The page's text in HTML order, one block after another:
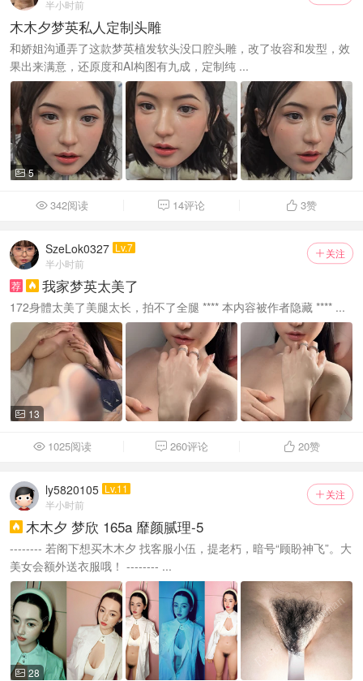
半小时前
木木夕梦英私人定制头雕
和娇姐沟通弄了这款梦英植发软头没口腔头雕，改了妆容和发型，效
果出来满意，还原度和AI构图有九成，定制纯 ...
 5
342阅读  14评论  3赞
 关注
SzeLok0327 Lv.7
半小时前
荐
 我家梦英太美了
172身體太美了美腿太长，拍不了全腿 **** 本内容被作者隐藏 **** ...
 13
 1025阅读  260评论  20赞
 关注
ly5820105 Lv.11
半小时前
 木木夕 梦欣 165a 靡颜腻理-5
-------- 若阁下想买木木夕 找客服小伍，提老朽，暗号“顾盼神飞”。大
美女会额外送衣服哦！ -------- ...
 28